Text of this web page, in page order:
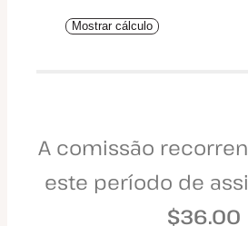
Mostrar cálculo
A comissão
este período de
$36.00